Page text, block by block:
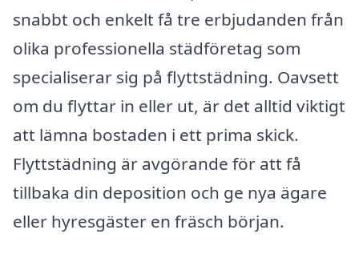
snabbt och enkelt få tre erbjudanden från
olika professionella städföretag som
specialiserar sig på flyttstädning. Oavsett
om du flyttar in eller ut, är det alltid viktigt
att lämna bostaden i ett prima skick.
Flyttstädning är avgörande för att få
tillbaka din deposition och ge nya ägare
eller hyresgäster en fräsch början.